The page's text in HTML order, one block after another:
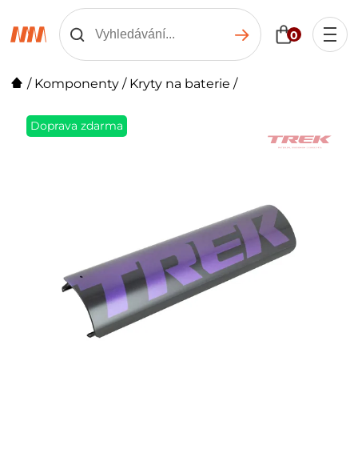
0
/ Komponenty / Kryty na baterie /
Doprava zdarma